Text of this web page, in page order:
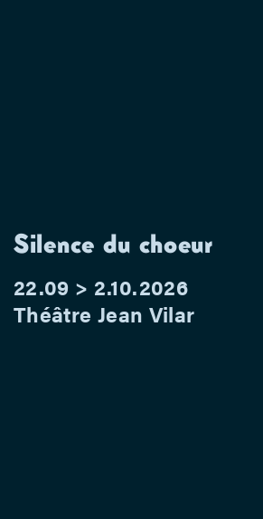
Silence du choeur
22.09 > 2.10.2026
Théâtre Jean Vilar